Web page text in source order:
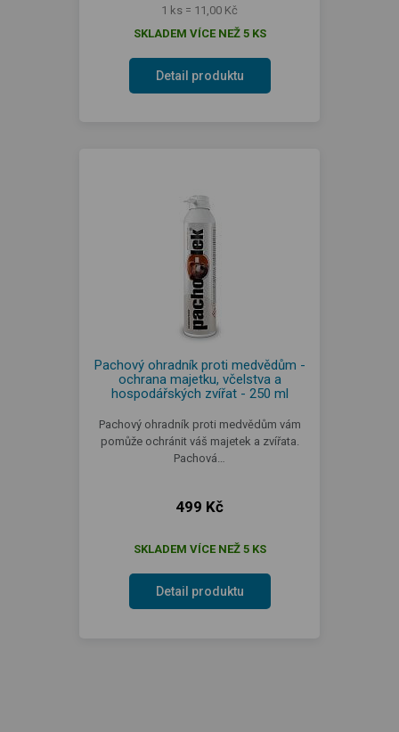
1 ks = 11,00 Kč
SKLADEM VÍCE NEŽ 5 KS
Detail produktu
Pachový ohradník proti medvědům -
ochrana majetku, včelstva a
hospodářských zvířat - 250 ml
Pachový ohradník proti medvědům vám
pomůže ochránit váš majetek a zvířata.
Pachová…
499 Kč
SKLADEM VÍCE NEŽ 5 KS
Detail produktu